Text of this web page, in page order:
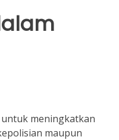
meningkatkan
maupun